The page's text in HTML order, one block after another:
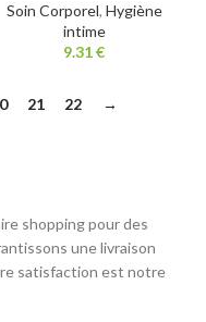
Soin Corporel, Hygiène
intime
9.31€
21 22 →
shopping pour des
une livraison
satisfaction est notre